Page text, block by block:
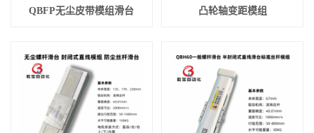
QBFP无尘皮带模组滑台 凸轮轴变距模组